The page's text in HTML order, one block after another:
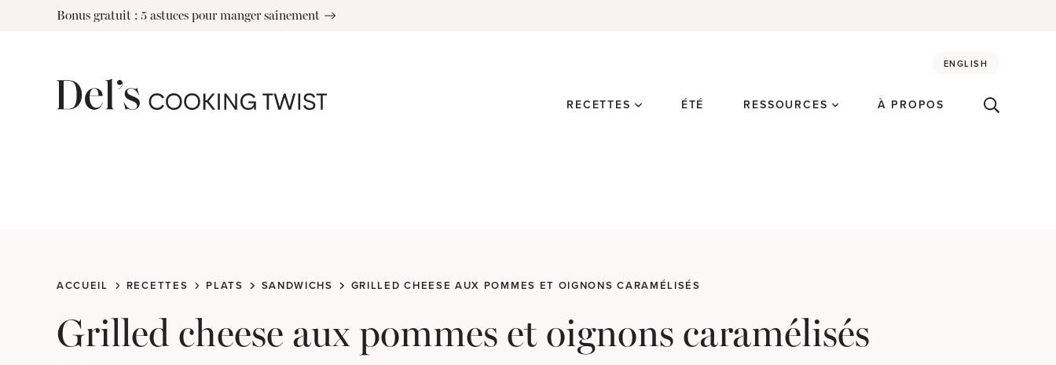
Bonus gratuit : 5 astuces pour manger sainement
ENGLISH
RECETTES ÉTÉ RESSOURCES À PROPOS
ACCUEIL RECETTES PLATS SANDWICHS GRILLED CHEESE AUX POMMES ET OIGNONS CARAMÉLISÉS
Grilled cheese aux pommes et oignons caramélisés